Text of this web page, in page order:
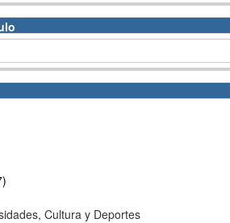
Cultura y Deportes